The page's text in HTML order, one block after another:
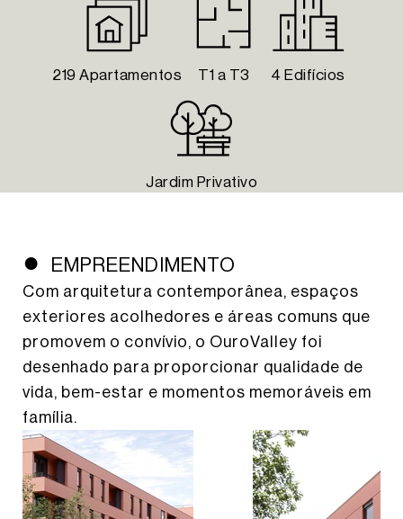
219 Apartamentos T1 a T3 4 Edifícios
Jardim Privativo
EMPREENDIMENTO
Com arquitetura contemporânea, espaços
exteriores acolhedores e áreas comuns que
promovem o convívio, o OuroValley foi
desenhado para proporcionar qualidade de
vida, bem-estar e momentos memoráveis em
família.